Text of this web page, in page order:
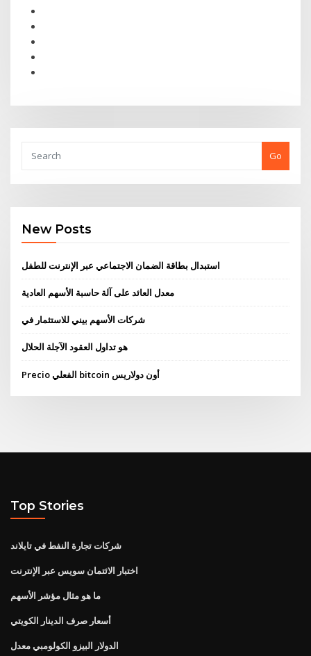
Go
New Posts
استبدال بطاقة الضمان الاجتماعي عبر الإنترنت للطفل
معدل العائد على آلة حاسبة الأسهم العادية
شركات الأسهم بيني للاستثمار في
هو تداول العقود الآجلة الحلال
Precio الفعلي bitcoin أون دولاريس
Top Stories
شركات تجارة النفط في تايلاند
اختبار الائتمان سويس عبر الإنترنت
ما هو مثال مؤشر الأسهم
أسعار صرف الدينار الكويتي
الدولار البيزو الكولومبي معدل